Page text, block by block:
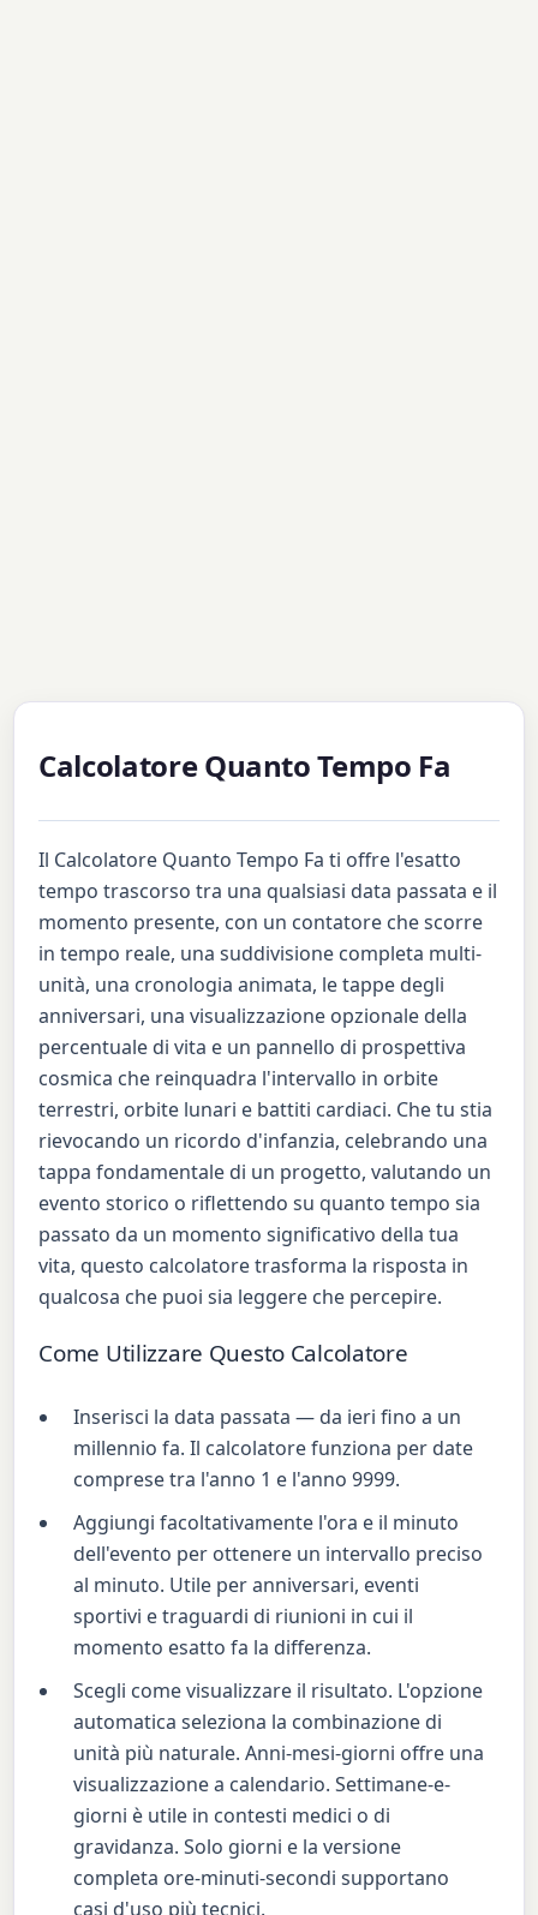
Calcolatore Quanto Tempo Fa
Il Calcolatore Quanto Tempo Fa ti offre l'esatto
tempo trascorso tra una qualsiasi data passata e il
momento presente, con un contatore che scorre
in tempo reale, una suddivisione completa multi-
unità, una cronologia animata, le tappe degli
anniversari, una visualizzazione opzionale della
percentuale di vita e un pannello di prospettiva
cosmica che reinquadra l'intervallo in orbite
terrestri, orbite lunari e battiti cardiaci. Che tu stia
rievocando un ricordo d'infanzia, celebrando una
tappa fondamentale di un progetto, valutando un
evento storico o riflettendo su quanto tempo sia
passato da un momento significativo della tua
vita, questo calcolatore trasforma la risposta in
qualcosa che puoi sia leggere che percepire.
Come Utilizzare Questo Calcolatore
Inserisci la data passata — da ieri fino a un
millennio fa. Il calcolatore funziona per date
comprese tra l'anno 1 e l'anno 9999.
Aggiungi facoltativamente l'ora e il minuto
dell'evento per ottenere un intervallo preciso
al minuto. Utile per anniversari, eventi
sportivi e traguardi di riunioni in cui il
momento esatto fa la differenza.
Scegli come visualizzare il risultato. L'opzione
automatica seleziona la combinazione di
unità più naturale. Anni-mesi-giorni offre una
visualizzazione a calendario. Settimane-e-
giorni è utile in contesti medici o di
gravidanza. Solo giorni e la versione
completa ore-minuti-secondi supportano
casi d'uso più tecnici.